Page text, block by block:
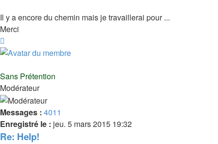
Il y a encore du chemin mais je travaillerai pour ...
Merci
Sans Prétention
Modérateur
Messages : 4011
Enregistré le : jeu. 5 mars 2015 19:32
Re: Help!